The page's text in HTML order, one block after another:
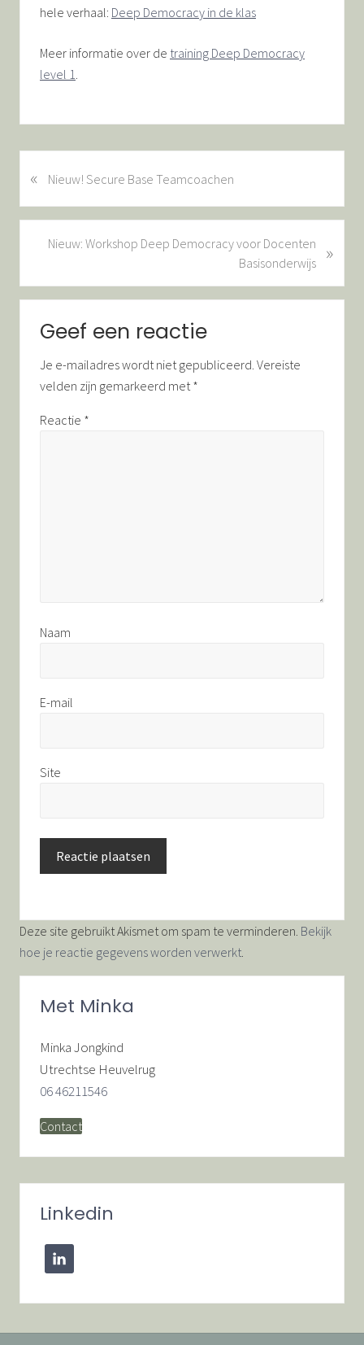
hele verhaal: Deep Democracy in de klas
Meer informatie over de training Deep Democracy
level 1.
V
e
« Nieuw! Secure Base Teamcoachen
g
Nieuw: Workshop Deep Democracy voor Docenten
Basisonderwijs
»
Interacties
Geef een reactie
Je e-mailadres wordt niet gepubliceerd. Vereiste
velden zijn gemarkeerd met*
Reactie *
Naam
E-mail
Site
Deze site gebruikt Akismet om spam te verminderen. Bekijk
hoe je reactie gegevens worden verwerkt.
Primaire
Sidebar
Met Minka
Minka Jongkind
Utrechtse Heuvelrug
06 46211546
Contact
Linkedin